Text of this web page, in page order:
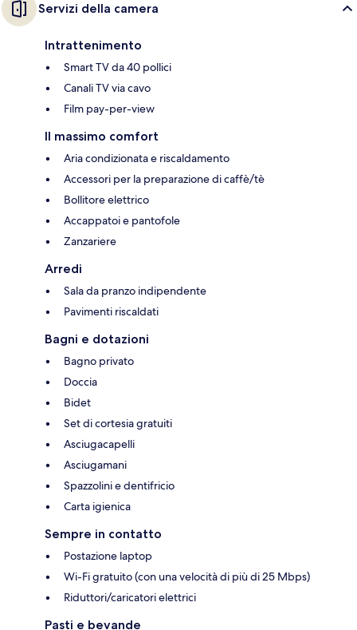
Servizi della camera
Intrattenimento
Smart TV da 40 pollici
Canali TV via cavo
Film pay-per-view
Il massimo comfort
Aria condizionata e riscaldamento
Accessori per la preparazione di caffè/tè
Bollitore elettrico
Accappatoi e pantofole
Zanzariere
Arredi
Sala da pranzo indipendente
Pavimenti riscaldati
Bagni e dotazioni
Bagno privato
Doccia
Bidet
Set di cortesia gratuiti
Asciugacapelli
Asciugamani
Spazzolini e dentifricio
Carta igienica
Sempre in contatto
Postazione laptop
Wi-Fi gratuito (con una velocità di più di 25 Mbps)
Riduttori/caricatori elettrici
Pasti e bevande